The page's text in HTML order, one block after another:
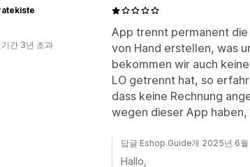
App trennt permanent die
von Hand erstellen, was
bekommen wir auch
LO getrennt hat, so
dass keine Rechnung
wegen dieser App haben,
간 3년 초과
답글 Eshop Guide개 2025년 6월
Hallo,